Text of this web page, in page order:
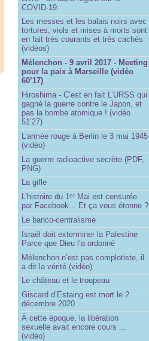
COVID-19
Les messes et les balais noirs avec
tortures, viols et mises à morts sont
en fait très courants et très cachés
(vidéos)
Mélenchon - 9 avril 2017 - Meeting
pour la paix à Marseille (vidéo
60’17)
Hiroshima - C’est en fait L’URSS qui
gagné la guerre contre le Japon, et
pas la bombe atomique ! (vidéo
51’27)
L’armée rouge à Berlin le 3 mai 1945
(vidéo)
La guerre radioactive secrète (PDF,
PNG)
La gifle
L’histoire du 1er Mai est censurée
par Facebook... Et ça vous étonne ?
Le banco-centralisme
Israël doit exterminer la Palestine
Parce que Dieu l’a ordonné
Mélenchon n’est pas complotiste, il
a dit la vérité (vidéo)
Le château et le troupeau
Giscard d’Estaing est mort le 2
décembre 2020
À cette époque, la libération
sexuelle avait encore cours ...
(vidéo)